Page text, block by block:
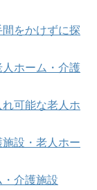
をかけずに探
ホーム・介護
可能な老人ホ
設・老人ホー
介護施設